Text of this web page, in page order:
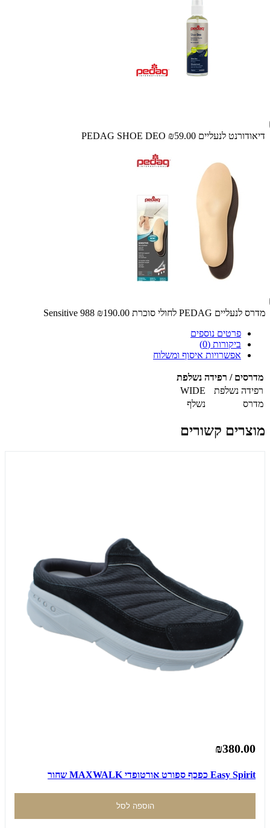
דיאודורנט לנעליים PEDAG SHOE DEO ₪59.00
מדרס לנעליים PEDAG לחולי סוכרת Sensitive 988
₪190.00
פרטים נוספים
ביקורות (0)
אפשרויות איסוף ומשלוח
מדרסים / רפידה נשלפת
רפידה נשלפת
WIDE
מדרס
נשלף
מוצרים קשורים
₪380.00
Easy Spirit כפכף ספורט אורטופדי MAXWALK שחור
הוספה לסל